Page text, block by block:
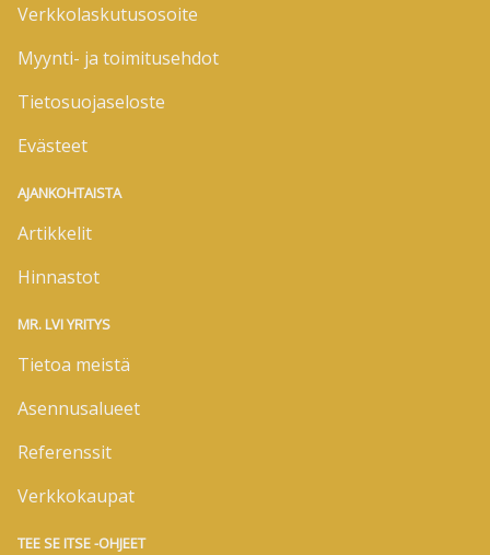
Verkkolaskutusosoite
Myynti- ja toimitusehdot
Tietosuojaseloste
Evästeet
AJANKOHTAISTA
Artikkelit
Hinnastot
MR. LVI YRITYS
Tietoa meistä
Asennusalueet
Referenssit
Verkkokaupat
TEE SE ITSE -OHJEET